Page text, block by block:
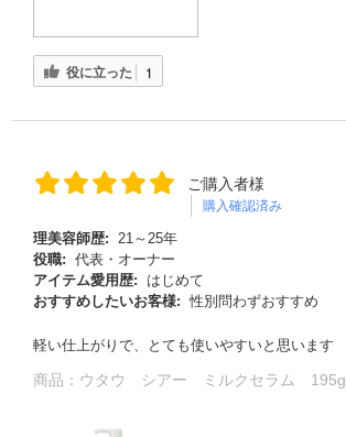
役に立った 1
ご購入者様
購入確認済み
理美容師歴: 21～25年
役職: 代表・オーナー
アイテム愛用歴:
はじめて
おすすめしたいお客様: 性別問わずおすすめ
軽い仕上がりで、とても使いやすいと思います
商品： ウタウ シアー ミルクセラム 195g